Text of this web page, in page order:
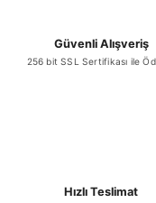
Güvenli Alışveriş
256 bit SSL Sertifikası ile
Hızlı Teslimat